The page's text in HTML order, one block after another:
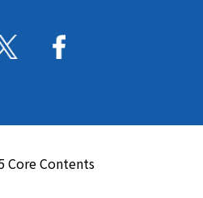
Core Contents